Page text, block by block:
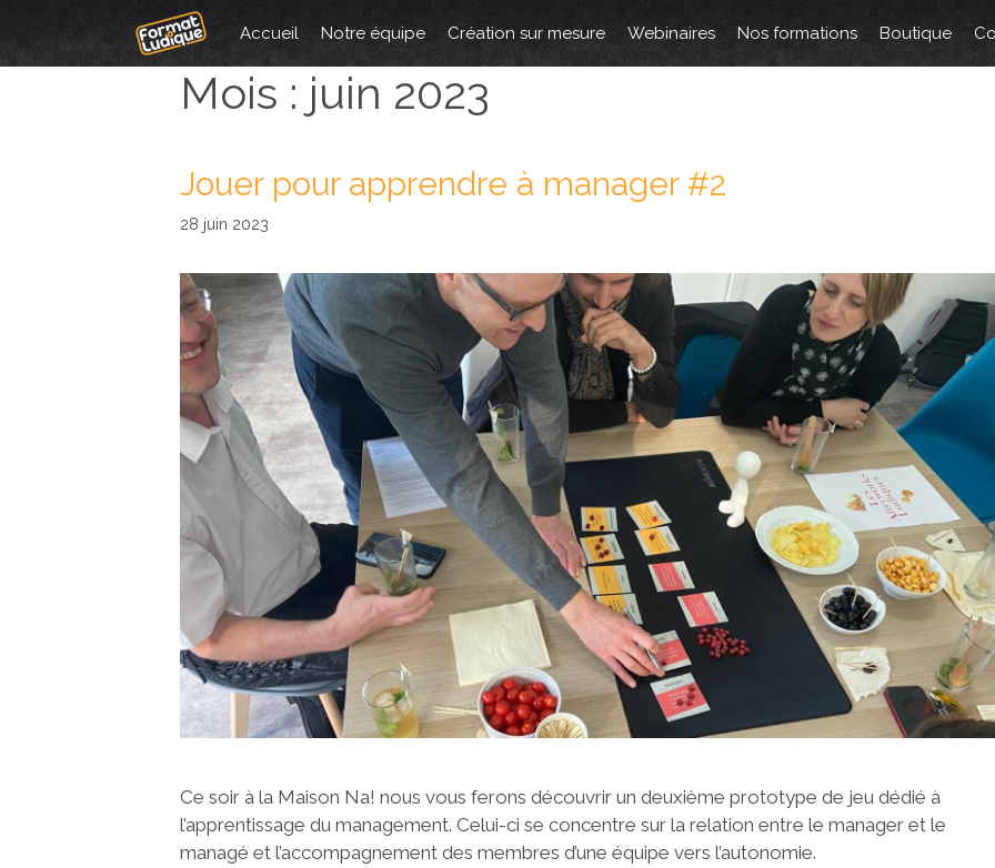
contenu
Accueil Notre équipe Création sur mesure Webinaires Nos formations Boutique
Mois : juin 2023
Jouer pour apprendre à manager #2
28 juin 2023
Ce soir à la Maison Na! nous vous ferons découvrir un deuxième prototype de jeu dédié à
l’apprentissage du management. Celui-ci se concentre sur la relation entre le manager et le
managé et l’accompagnement des membres d’une équipe vers l’autonomie.